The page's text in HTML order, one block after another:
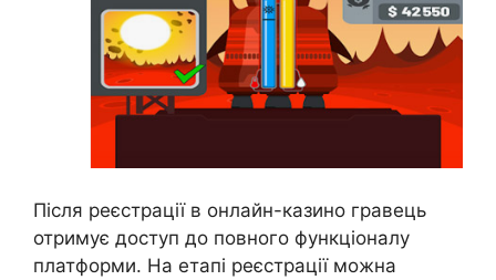
Після реєстрації в онлайн-казино гравець
отримує доступ до повного функціоналу
платформи. На етапі реєстрації можна